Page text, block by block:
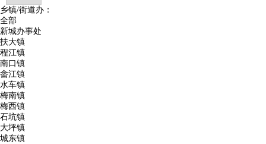
乡镇/街道办：
全部
新城办事处
扶大镇
程江镇
南口镇
畲江镇
水车镇
梅南镇
梅西镇
石坑镇
大坪镇
城东镇